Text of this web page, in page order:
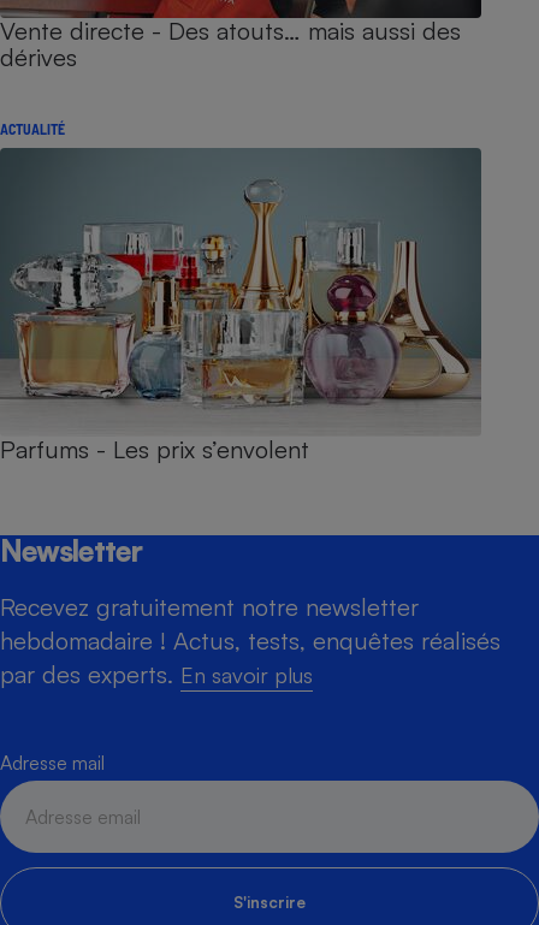
Vente directe - Des atouts… mais aussi des
dérives
ACTUALITÉ
Parfums - Les prix s’envolent
Newsletter
Recevez gratuitement notre newsletter
hebdomadaire ! Actus, tests, enquêtes réalisés
par des experts. En savoir plus
Adresse mail
S'inscrire